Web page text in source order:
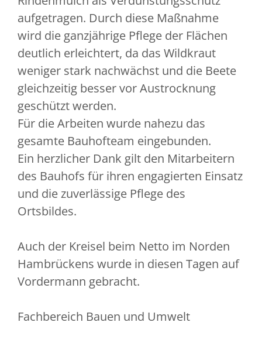
aufgetragen. Durch diese Maßnahme
wird die ganzjährige Pflege der Flächen
deutlich erleichtert, da das Wildkraut
weniger stark nachwächst und die Beete
gleichzeitig besser vor Austrocknung
geschützt werden.
Für die Arbeiten wurde nahezu das
gesamte Bauhofteam eingebunden.
Ein herzlicher Dank gilt den Mitarbeitern
des Bauhofs für ihren engagierten Einsatz
und die zuverlässige Pflege des
Ortsbildes.
Auch der Kreisel beim Netto im Norden
Hambrückens wurde in diesen Tagen auf
Vordermann gebracht.
Fachbereich Bauen und Umwelt